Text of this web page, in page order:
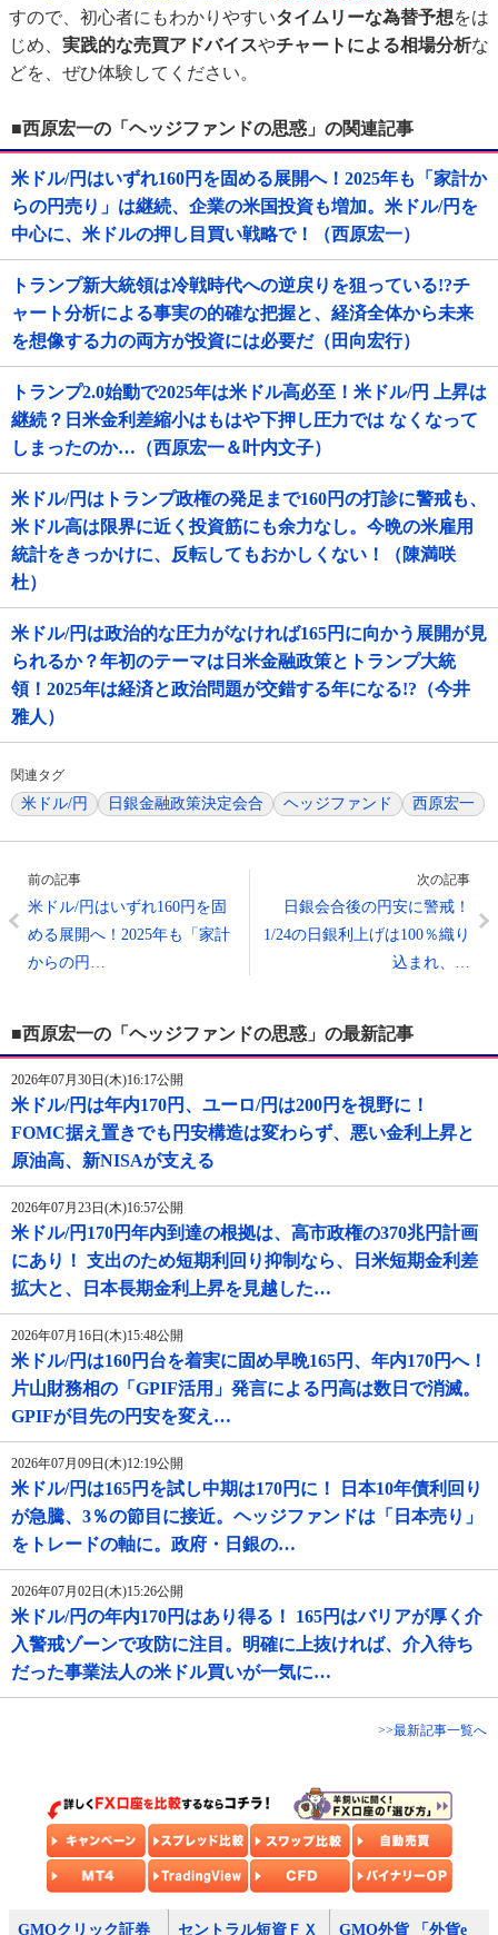
すので、初心者にもわかりやすいタイムリーな為替予想をは
じめ、 実践的な売買アドバイスやチャートによる相場分析な
どを、ぜひ体験してください。
■西原宏一の「ヘッジファンドの思惑」の関連記事
米ドル/円はいずれ160円を固める展開へ！2025年も「家計か
らの円売り」は継続、企業の米国投資も増加。米ドル/円を
中心に、米ドルの押し目買い戦略で！（西原宏一）
トランプ新大統領は冷戦時代への逆戻りを狙っている!?チ
ャート分析による事実の的確な把握と、経済全体から未来
を想像する力の両方が投資には必要だ（田向宏行）
トランプ2.0始動で2025年は米ドル高必至！米ドル/円 上昇は
継続？日米金利差縮小はもはや下押し圧力では なくなって
しまったのか…（西原宏一＆叶内文子）
米ドル/円はトランプ政権の発足まで160円の打診に警戒も、
米ドル高は限界に近く投資筋にも余力なし。今晩の米雇用
統計をきっかけに、反転してもおかしくない！（陳満咲
杜）
米ドル/円は政治的な圧力がなければ165円に向かう展開が見
られるか？年初のテーマは日米金融政策とトランプ大統
領！2025年は経済と政治問題が交錯する年になる!?（今井
雅人）
関連タグ
米ドル/円 日銀金融政策決定会合 ヘッジファンド 西原宏一
前の記事
米ドル/円はいずれ160円を固
める展開へ！2025年も「家計
からの円…
次の記事
日銀会合後の円安に警戒！
1/24の日銀利上げは100％織り
込まれ、…
■西原宏一の「ヘッジファンドの思惑」の最新記事
2026年07月30日(木)16:17公開
米ドル/円は年内170円、ユーロ/円は200円を視野に！
FOMC据え置きでも円安構造は変わらず、悪い金利上昇と
原油高、新NISAが支える
2026年07月23日(木)16:57公開
米ドル/円170円年内到達の根拠は、高市政権の370兆円計画
にあり！ 支出のため短期利回り抑制なら、日米短期金利差
拡大と、日本長期金利上昇を見越した…
2026年07月16日(木)15:48公開
米ドル/円は160円台を着実に固め早晩165円、年内170円へ！
片山財務相の「GPIF活用」発言による円高は数日で消滅。
GPIFが目先の円安を変え…
2026年07月09日(木)12:19公開
米ドル/円は165円を試し中期は170円に！ 日本10年債利回り
が急騰、3％の節目に接近。ヘッジファンドは「日本売り」
をトレードの軸に。政府・日銀の…
2026年07月02日(木)15:26公開
米ドル/円の年内170円はあり得る！ 165円はバリアが厚く介
入警戒ゾーンで攻防に注目。明確に上抜ければ、介入待ち
だった事業法人の米ドル買いが一気に…
>>最新記事一覧へ
GMOクリック証券 セントラル短資ＦＸ GMO外貨 「外貨e